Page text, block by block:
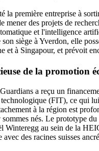
la première entreprise à
mener des projets de
et l'intelligence
siège à Yverdon, elle
et à Singapour, et prévoit
de la promotion
a reçu un
(FIT), ce qui
à la région est
nés. Le prototype
Winteregg au sein de la
des racines suisses